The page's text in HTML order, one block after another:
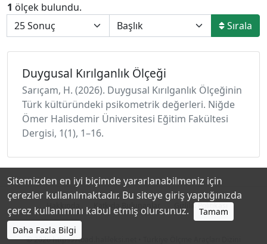
1 ölçek bulundu.
Sırala
Duygusal Kırılganlık Ölçeği
Sarıçam, H. (2026). Duygusal Kırılganlık Ölçeğinin
Türk kültüründeki psikometrik değerleri. Niğde
Ömer Halisdemir Üniversitesi Eğitim Fakültesi
Dergisi, 1(1), 1–16.
Hakkında Katkıda Bulunanlar Gizlilik Politikası
© 2026https://toad.halileksi.net
Sitemizden en iyi biçimde yararlanabilmeniz için
çerezler kullanılmaktadır. Bu siteye giriş yaptığınızda
çerez kullanımını kabul etmiş olursunuz.
Tamam
Daha Fazla Bilgi